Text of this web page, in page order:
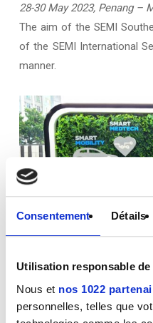
Consentement Détails
Utilisation responsable
Nous et nos 1022
personnelles, telles que
28-30 May 2023, Penang –
The aim of the SEMI
of the SEMI International
manner.